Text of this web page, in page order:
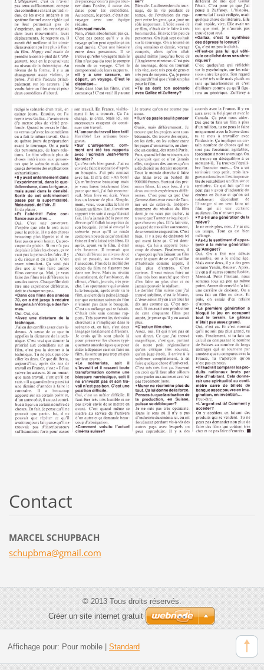
Contact
MARCEL SCHUPBACH
schupbma@gmail.com
© 2013 Tous droits réservés.
Créer un site internet gratuit
Affichage pour: Pour mobile| Standard